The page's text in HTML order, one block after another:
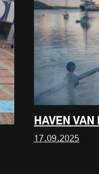
HAVEN
17.09.2025